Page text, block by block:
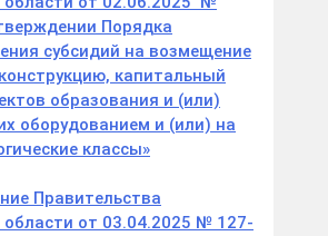
Порядка
субсидий на возмещение
капитальный
образования и (или)
оборудованием и (или) на
классы»
Правительства
области от 03.04.2025 № 127-